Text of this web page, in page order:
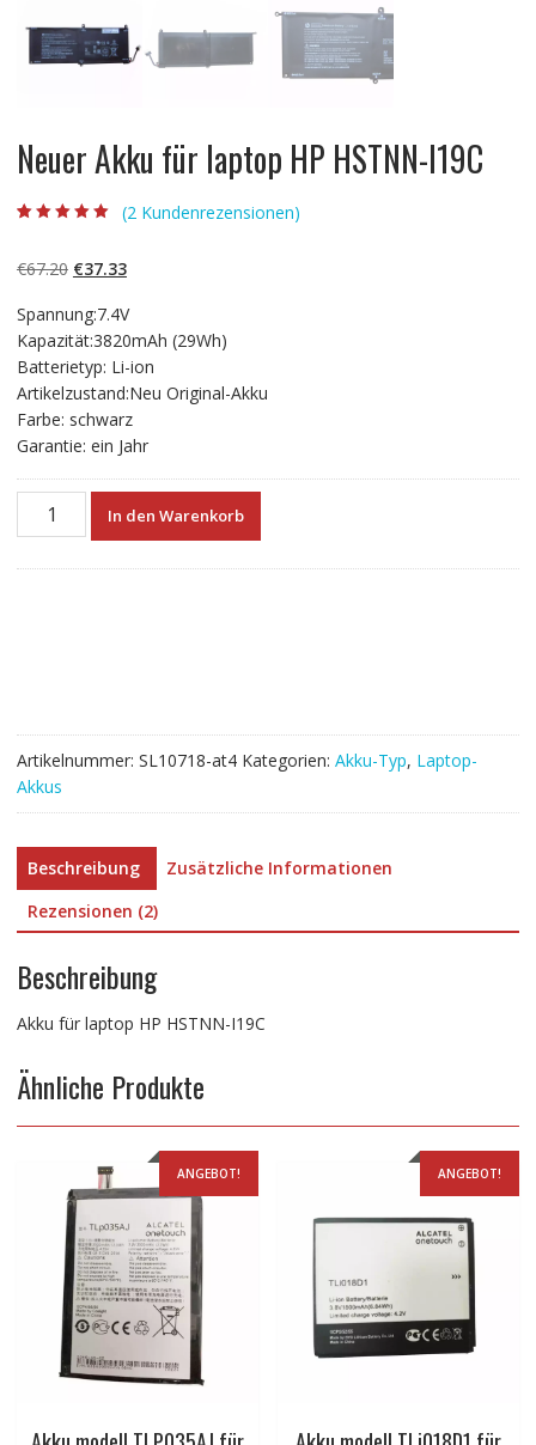
Neuer Akku für laptop HP HSTNN-I19C
basierend auf
Kundenbewertun
(2 Kundenrezensionen)
€67.20 Ursprünglicher
war:
€67.20
€37.33Aktueller
ist:
€37.33.
Spannung:7.4V
Kapazität:3820mAh (29Wh)
Batterietyp: Li-ion
Artikelzustand:Neu Original-Akku
Farbe: schwarz
Garantie: ein Jahr
Neuer
In den Warenkorb
Artikelnummer: SL10718-at4 Kategorien: Akku-Typ, Laptop-
Akkus
Beschreibung
Zusätzliche Informationen
Rezensionen (2)
Beschreibung
Akku für laptop HP HSTNN-I19C
Ähnliche Produkte
ANGEBOT! ANGEBOT!